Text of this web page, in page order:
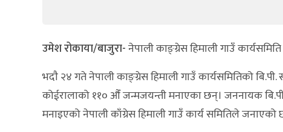
उमेश रोकाया/बाजुरा-नेपाली काङ्ग्रेस हिमाली गाउँ
भदाै २४ गते नेपाली काङ्ग्रेस हिमाली गाउँ कार्यसमितिको
कोईरालाको ११० औँ जन्मजयन्ती मनाएका छन्। जननायक बि.पी
मनाइएको नेपाली काँग्रेस हिमाली गाउँ कार्य समितिले जनाएको